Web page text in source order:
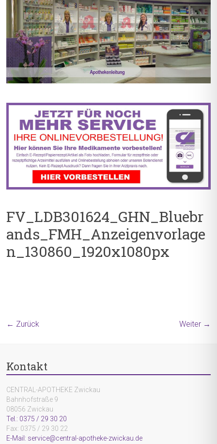
BIS ZU 55% RABATT AUF
REZEPTFREIE MEDIKAMENTE
5% TREUEBONUS MIT
KUNDENKARTE
FV_LDB301624_GHN_Bluebr
ands_FMH_Anzeigenvorlage
n_130860_1920x1080px
← Zurück Weiter →
Kontakt
CENTRAL-APOTHEKE Zwickau
Bahnhofstraße 9
08056 Zwickau
Tel.: 0375 / 29 30 20
Fax: 0375 / 29 30 22
E-Mail: service@central-apotheke-zwickau.de